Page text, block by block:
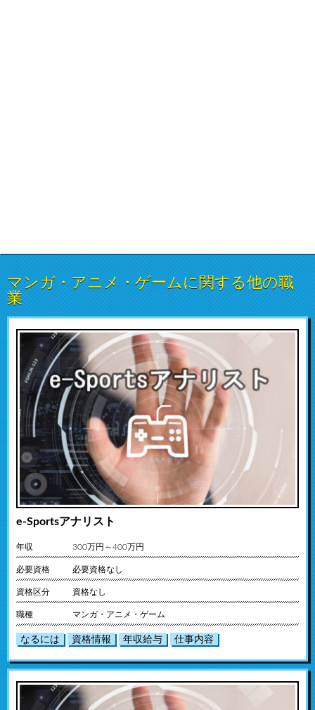
マンガ・アニメ・ゲームに関する他の職
業
e-Sportsアナリスト
年収 300万円～400万円
必要資格 必要資格なし
資格区分 資格なし
職種 マンガ・アニメ・ゲーム
なるには 資格情報 年収給与 仕事内容